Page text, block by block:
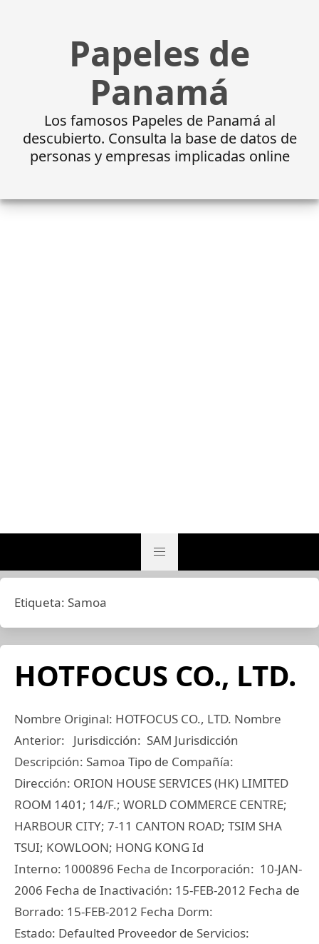
Papeles de
Panamá
Los famosos Papeles de Panamá al
descubierto. Consulta la base de datos de
personas y empresas implicadas online
Etiqueta: Samoa
HOTFOCUS CO., LTD.
Nombre Original: HOTFOCUS CO., LTD. Nombre
Anterior: Jurisdicción: SAM Jurisdicción
Descripción: Samoa Tipo de Compañía:
Dirección: ORION HOUSE SERVICES (HK) LIMITED
ROOM 1401; 14/F.; WORLD COMMERCE CENTRE;
HARBOUR CITY; 7-11 CANTON ROAD; TSIM SHA
TSUI; KOWLOON; HONG KONG Id
Interno: 1000896 Fecha de Incorporación: 10-JAN-
2006 Fecha de Inactivación: 15-FEB-2012 Fecha de
Borrado: 15-FEB-2012 Fecha Dorm:
Estado: Defaulted Proveedor de Servicios: